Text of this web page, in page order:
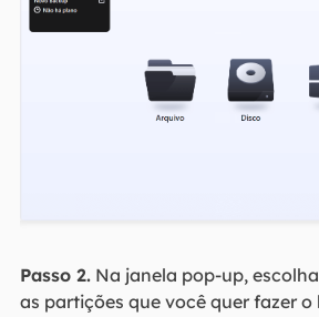
Passo 2.Na janela pop-up,
as partições que você quer fazer o